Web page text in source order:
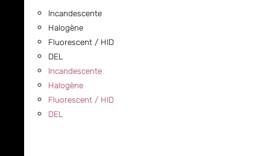
Incandescente
Halogène
Fluorescent / HID
DEL
Incandescente
Halogène
Fluorescent / HID
DEL